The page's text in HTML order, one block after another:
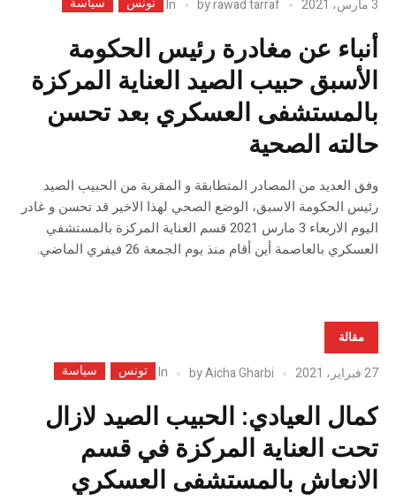
3 مارس، 2021 byrawad tarraf
In
أنباء عن مغادرة رئيس الحكومة
الأسبق حبيب الصيد العناية المركزة
بالمستشفى العسكري بعد تحسن
حالته الصحية
وفق العديد من المصادر المتطابقة و المقربة من الحبيب الصيد
رئيس الحكومة الاسبق، الوضع الصحي لهذا الاخير قد تحسن و غادر
اليوم الاربعاء 3 مارس 2021 قسم العناية المركزة بالمستشفي
العسكري بالعاصمة أين أقام منذ يوم الجمعة 26 فيفري الماضي.
مقالة
27 فبراير، 2021 byAicha Gharbi
In تونس سياسة
كمال العيادي: الحبيب الصيد لازال
تحت العناية المركزة في قسم
الانعاش بالمستشفى العسكري